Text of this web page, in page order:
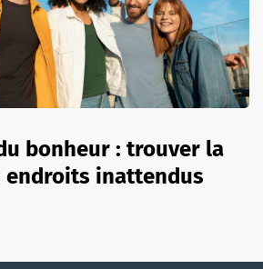
bonheur : trouver la
endroits inattendus